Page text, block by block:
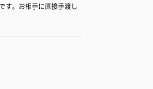
す。お相手に直接手渡し